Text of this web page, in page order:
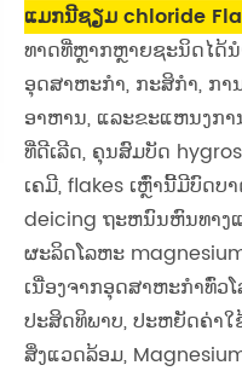
ແມກນີຊຽມ chloride
ທາດທີ່ຫຼາກຫຼາຍຊະນິດໄດ້
ອຸດສາຫະກຳ, ກະສິກຳ, ກາ
ອາຫານ, ແລະຂະແຫນງກ
ທີ່ດີເລີດ, ຄຸນສົມບັດ
ເຄມີ, flakes ເຫຼົ່ານີ້ມີບົດບ
deicing ຖະຫນົນຫົນທາງ
ຜະລິດໂລຫະ
ເນື່ອງຈາກອຸດສາຫະກໍາທົ່ວ
ປະສິດທິພາບ, ປະຫຍັດຄ່າ
ສິ່ງແວດລ້ອມ,